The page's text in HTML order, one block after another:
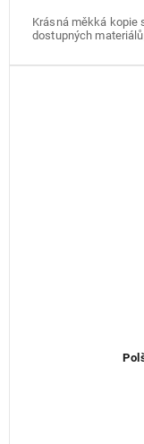
Krásná měkká kopie
dostupných